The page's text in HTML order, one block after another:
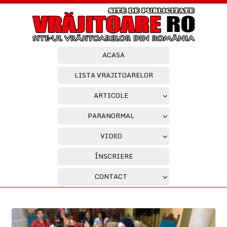
ACASA
LISTA VRAJITOARELOR
ARTICOLE
PARANORMAL
VIDEO
ÎNSCRIERE
CONTACT